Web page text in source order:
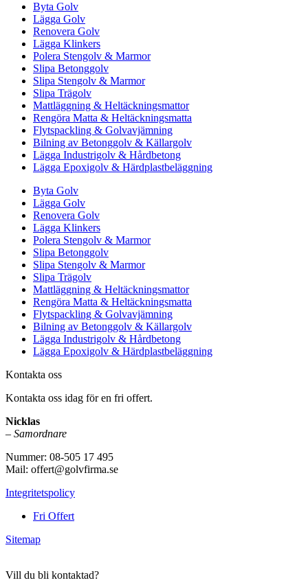
Byta Golv
Lägga Golv
Renovera Golv
Lägga Klinkers
Polera Stengolv & Marmor
Slipa Betonggolv
Slipa Stengolv & Marmor
Slipa Trägolv
Mattläggning & Heltäckningsmattor
Rengöra Matta & Heltäckningsmatta
Flytspackling & Golvavjämning
Bilning av Betonggolv & Källargolv
Lägga Industrigolv & Hårdbetong
Lägga Epoxigolv & Härdplastbeläggning
Byta Golv
Lägga Golv
Renovera Golv
Lägga Klinkers
Polera Stengolv & Marmor
Slipa Betonggolv
Slipa Stengolv & Marmor
Slipa Trägolv
Mattläggning & Heltäckningsmattor
Rengöra Matta & Heltäckningsmatta
Flytspackling & Golvavjämning
Bilning av Betonggolv & Källargolv
Lägga Industrigolv & Hårdbetong
Lägga Epoxigolv & Härdplastbeläggning
Kontakta oss
Kontakta oss idag för en fri offert.
Nicklas
– Samordnare
Nummer: 08-505 17 495
Mail: offert@golvfirma.se
Integritetspolicy
Fri Offert
Sitemap
Vill du bli kontaktad?